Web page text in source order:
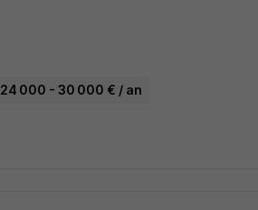
24 000 - 30 000 € / an